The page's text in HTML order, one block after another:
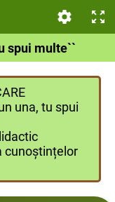
spui multe``
una, tu spui
cunoștințelor